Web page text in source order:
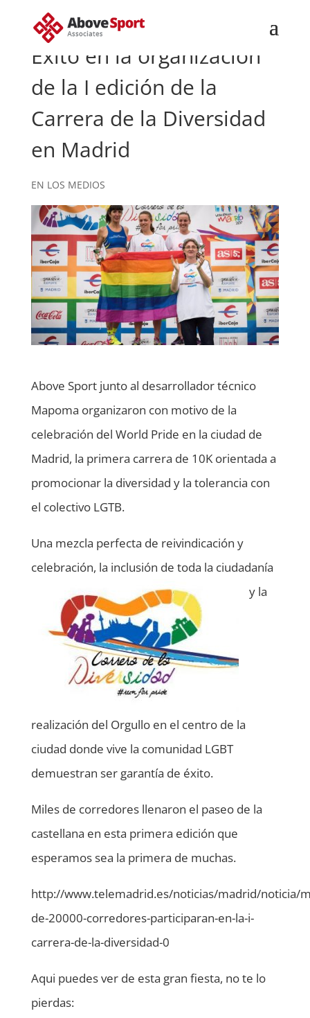
Exito en la organización
de la I edición de la
Carrera de la Diversidad
en Madrid
EN LOS MEDIOS
Above Sport junto al desarrollador técnico
Mapoma organizaron con motivo de la
celebración del World Pride en la ciudad de
Madrid, la primera carrera de 10K orientada a
promocionar la diversidad y la tolerancia con
el colectivo LGTB.
Una mezcla perfecta de reivindicación y
celebración, la inclusión de toda la ciudadanía
y la
realización del Orgullo en el centro de la
ciudad donde vive la comunidad LGBT
demuestran ser garantía de éxito.
Miles de corredores llenaron el paseo de la
castellana en esta primera edición que
esperamos sea la primera de muchas.
http://www.telemadrid.es/noticias/madrid/noticia/
de-20000-corredores-participaran-en-la-i-
carrera-de-la-diversidad-0
Aqui puedes ver de esta gran fiesta, no te lo
pierdas: